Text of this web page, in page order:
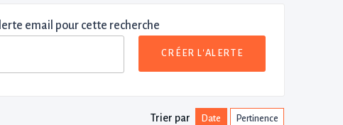
email pour cette recherche
CRÉER L'ALERTE
Trier par Date Pertinence